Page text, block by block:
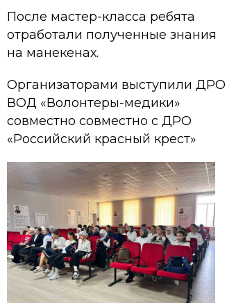
После мастер-класса ребята
отработали полученные знания
на манекенах.
Организаторами выступили ДРО
ВОД «Волонтеры-медики»
совместно совместно с ДРО
«Российский красный крест»